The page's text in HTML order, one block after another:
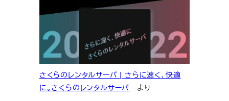
さくらのレンタルサーバ | さらに速く、快適
に。さくらのレンタルサーバ より